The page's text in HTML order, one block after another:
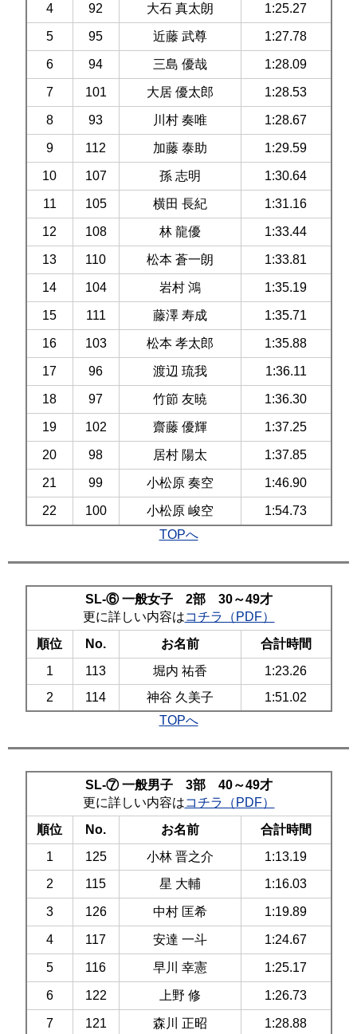
4 92 大石 真太朗 1:25.27
5 95 近藤 武尊 1:27.78
6 94 三島 優哉 1:28.09
7 101 大居 優太郎 1:28.53
8 93 川村 奏唯 1:28.67
9 112 加藤 泰助 1:29.59
10 107 孫 志明 1:30.64
11 105 横田 長紀 1:31.16
12 108 林 龍優 1:33.44
13 110 松本 蒼一朗 1:33.81
14 104 岩村 鴻 1:35.19
15 111 藤澤 寿成 1:35.71
16 103 松本 孝太郎 1:35.88
17 96 渡辺 琉我 1:36.11
18 97 竹節 友暁 1:36.30
19 102 齋藤 優輝 1:37.25
20 98 居村 陽太 1:37.85
21 99 小松原 奏空 1:46.90
22 100 小松原 峻空
1:54.73
TOPへ
SL-⑥ 一般女子 2部 30～49才
更に詳しい内容はコチラ（PDF）
順位
No. お名前
合計時間
1
113 堀内 祐香
1:23.26
2
114 神谷 久美子
1:51.02
TOPへ
SL-⑦ 一般男子 3部 40～49才
更に詳しい内容はコチラ（PDF）
順位
No. お名前
合計時間
1
125 小林 晋之介
1:13.19
2
115 星 大輔 1:16.03
3 126 中村 匡希 1:19.89
4 117 安達 一斗 1:24.67
5 116 早川 幸憲 1:25.17
6 122 上野 修 1:26.73
7 121 森川 正昭 1:28.88